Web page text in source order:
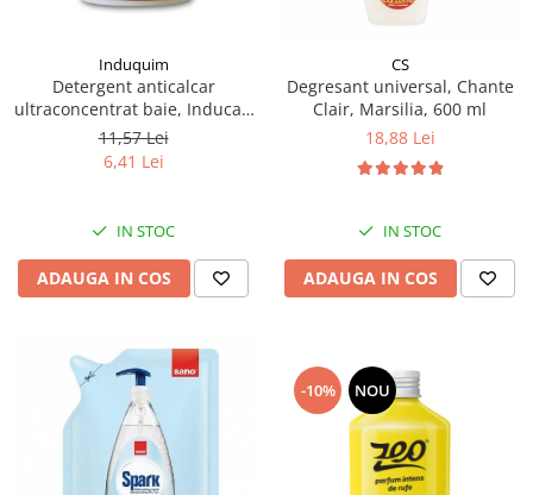
Induquim
Detergent anticalcar
ultraconcentrat baie, Inducap
60, 22 ml
11,57 Lei
6,41 Lei
IN STOC
ADAUGA IN COS
CS
Degresant universal, Chante
Clair, Marsilia, 600 ml
18,88 Lei
IN STOC
ADAUGA IN COS
-10% NOU